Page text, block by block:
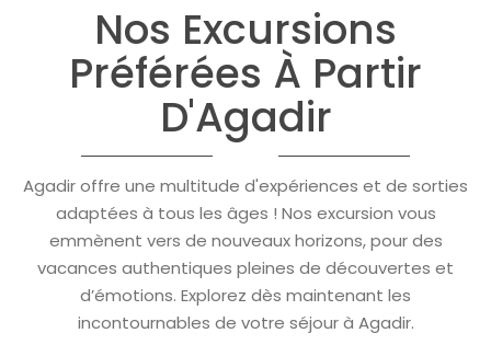
Nos Excursions
Préférées À Partir
D'Agadir
Agadir offre une multitude d'expériences et de sorties
adaptées à tous les âges ! Nos excursion vous
emmènent vers de nouveaux horizons, pour des
vacances authentiques pleines de découvertes et
d’émotions. Explorez dès maintenant les
incontournables de votre séjour à Agadir.